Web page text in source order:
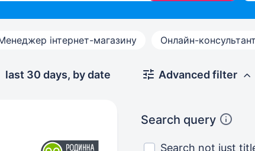
інтернет-магазину Онлайн-консультант
last 30 days, by date Advanced filter
Search query
Search not just